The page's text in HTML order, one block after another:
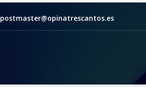
postmaster@opinatrescantos.es